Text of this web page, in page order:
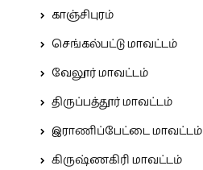
காஞ்சிபுரம்
செங்கல்பட்டு மாவட்டம்
வேலூர் மாவட்டம்
திருப்பத்தூர் மாவட்டம்
இராணிப்பேட்டை மாவட்டம்
கிருஷ்ணகிரி மாவட்டம்